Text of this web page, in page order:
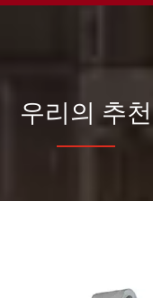
우리의 추천